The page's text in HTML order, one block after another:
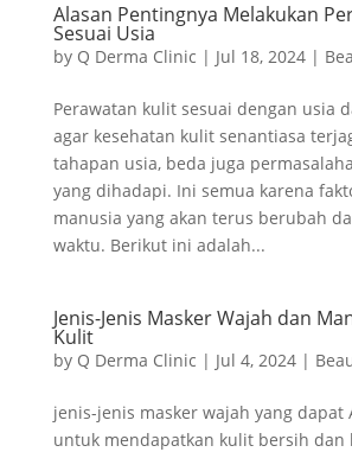
Alasan Pentingnya Melakukan
Sesuai Usia
by Q Derma Clinic | Jul 18, 2024|
Perawatan kulit sesuai dengan usia
agar kesehatan kulit senantiasa
tahapan usia, beda juga
yang dihadapi. Ini semua karena
manusia yang akan terus berubah
waktu. Berikut ini adalah...
Jenis-Jenis Masker Wajah dan
Kulit
by Q Derma Clinic | Jul 4, 2024|
jenis-jenis masker wajah yang dapat
untuk mendapatkan kulit bersih dan